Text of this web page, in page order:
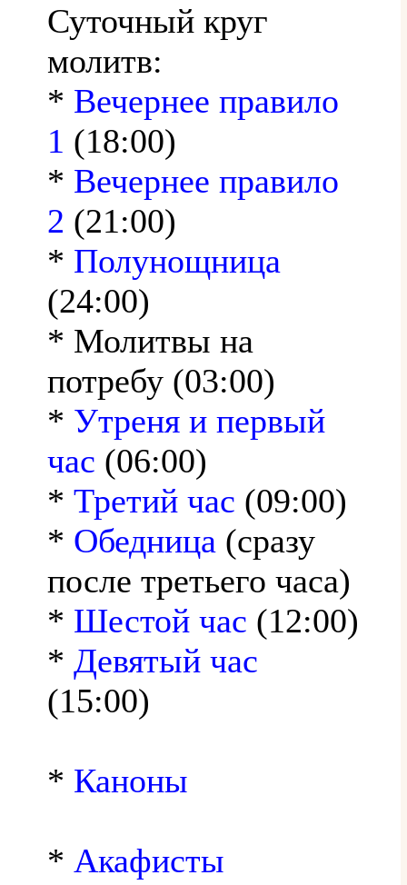
Суточный круг
молитв:
* Вечернее правило
1 (18:00)
* Вечернее правило
2 (21:00)
* Полунощница
(24:00)
* Молитвы на
потребу (03:00)
* Утреня и первый
час (06:00)
* Третий час (09:00)
* Обедница (сразу
после третьего часа)
* Шестой час (12:00)
* Девятый час
(15:00)
* Каноны
* Акафисты